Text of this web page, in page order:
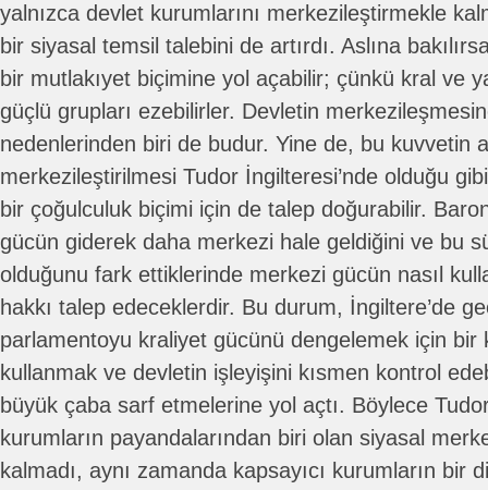
yalnızca devlet kurumlarını merkezileştirmekle
bir siyasal temsil talebini de artırdı. Aslına
bir mutlakıyet biçimine yol açabilir; çünkü kral ve
güçlü grupları ezebilirler. Devletin
nedenlerinden biri de budur. Yine de, bu kuvvetin
merkezileştirilmesi Tudor İngilteresi’nde olduğu
bir çoğulculuk biçimi için de talep doğurabilir.
gücün giderek daha merkezi hale geldiğini ve bu
olduğunu fark ettiklerinde merkezi gücün nasıl
hakkı talep edeceklerdir. Bu durum, İngiltere’de
parlamentoyu kraliyet gücünü dengelemek için bir
kullanmak ve devletin işleyişini kısmen kontrol
büyük çaba sarf etmelerine yol açtı. Böylece
kurumların payandalarından biri olan siyasal
kalmadı, aynı zamanda kapsayıcı kurumların bir